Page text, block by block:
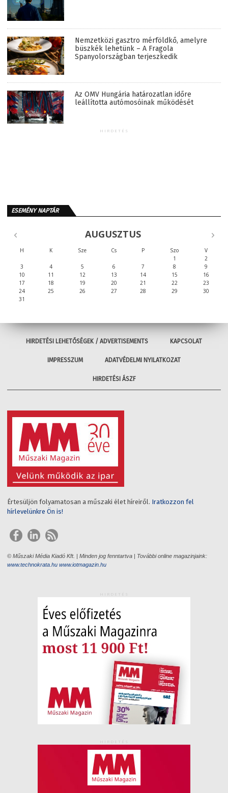
Nemzetközi gasztro mérföldkő, amelyre
büszkék lehetünk – A Fragola
Spanyolországban terjeszkedik
Az OMV Hungária határozatlan időre
leállította autómosóinak működését
HIRDETÉS
ESEMÉNY NAPTÁR
AUGUSZTUS
H K Sze Cs P Szo
V
1
2
3
4 5 6 7 8
9
10
11 12 13 14 15
16
17
18 19 20 21 22
23
24
25 26 27 28 29
30
31
HIRDETÉSI LEHETŐSÉGEK / ADVERTISEMENTS KAPCSOLAT
IMPRESSZUM ADATVÉDELMI NYILATKOZAT
HIRDETÉSI ÁSZF
Értesüljön folyamatosan a műszaki élet híreiről. Iratkozzon fel
hírlevelünkre Ön is!
© Műszaki Média Kiadó Kft. | Minden jog fenntartva | További online magazinjaink:
www.technokrata.hu www.iotmagazin.hu
HIRDETÉS
HIRDETÉS